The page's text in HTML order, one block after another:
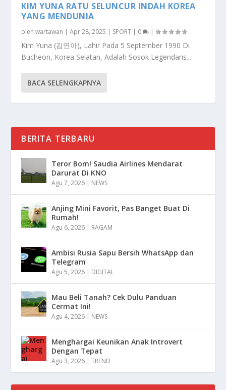
KIM YUNA RATU SELUNCUR INDAH KOREA
YANG MENDUNIA
olehwartawan |Apr 28, 2025 | SPORT | 0 |
Kim Yuna (김연아), Lahir Pada 5 September 1990 Di
Bucheon, Korea Selatan, Adalah Sosok Legendaris...
BACA SELENGKAPNYA
BERITA TERBARU
Teror Bom! Saudia Airlines Mendarat
Darurat Di KNO
Agu 7, 2026 | NEWS
Anjing Mini Favorit, Pas Banget Buat Di
Rumah!
Agu 6, 2026 | RAGAM
Ambisi Rusia Sapu Bersih WhatsApp dan
Telegram
Agu 5, 2026 | DIGITAL
Mau Beli Tanah? Cek Dulu Panduan
Cermat Ini!
Agu 4, 2026 | NEWS
Menghargai Keunikan Anak Introvert
Dengan Tepat
Agu 3, 2026 |TREND